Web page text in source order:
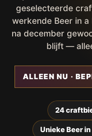
geselecteerde
werkende Beer in
na december
blijft —
ALLEEN NU ·
24
Unieke Beer